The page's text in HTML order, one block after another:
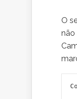
O
não